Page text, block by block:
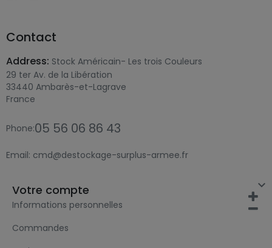
Contact
Address: Stock Américain- Les trois Couleurs
29 ter Av. de la Libération
33440 Ambarès-et-Lagrave
France
Phone:05 56 06 86 43
Email: cmd@destockage-surplus-armee.fr

Votre compte
Informations personnelles
Commandes